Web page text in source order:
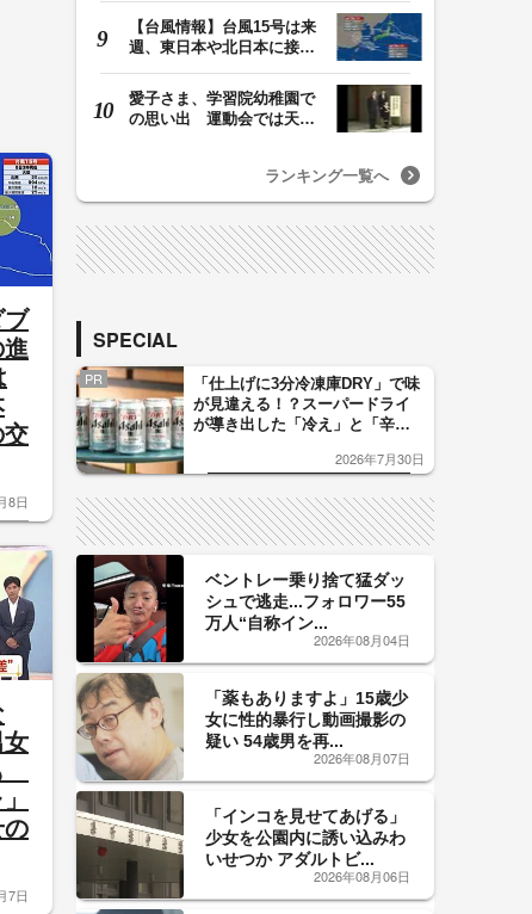
ブ
8日
女
の
7日
【台風情報】台風15号は来
週、東日本や北日本に接近
愛子さま、学習院幼稚園で
の思い出 運動会では天皇
ランキング一覧へ
SPECIAL
PR
「仕上げに3分冷凍庫DRY」で味
が見違える！？スーパードライ
が導き出した「冷え」と「辛
した「辛口カーブ」が飲み頃の
2026年7月30日
ベントレー乗り捨て猛ダッ
シュで逃走...フォロワー55
万人“自称イン...
2026年08月04日
「薬もありますよ」15歳少
女に性的暴行し動画撮影の
疑い 54歳男を再...
2026年08月07日
「インコを見せてあげる」
少女を公園内に誘い込みわ
いせつか アダルトビ...
2026年08月06日